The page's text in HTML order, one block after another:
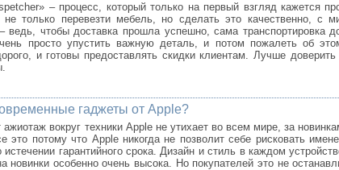
– процесс, который только на первый взгляд кажется
только перевезти мебель, но сделать это качественно, с
чтобы доставка прошла успешно, сама транспортировка
просто упустить важную деталь, и потом пожалеть об
и готовы предоставлять скидки клиентам. Лучше
гаджеты от Apple?
вокруг техники Apple не утихает во всем мире, за
это потому что Apple никогда не позволит себе рисковать
истечении гарантийного срока. Дизайн и стиль в каждом
новинки особенно очень высока. Но покупателей это не